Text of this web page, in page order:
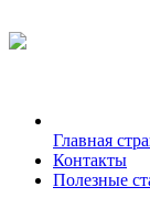
Главная
Контакты
Полезные